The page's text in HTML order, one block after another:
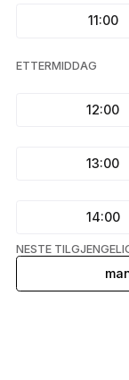
11:00
ETTERMIDDAG
12:00
13:00
14:00
NESTE